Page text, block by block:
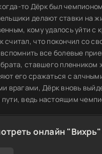
то Дёрк был
делают ставки на
кому удалось уйти с
считал, что покончил со
все болевые
ставшего пленником
его сражаться с
врагами, Дёрк вновь
пути, ведь настоящим
онлайн